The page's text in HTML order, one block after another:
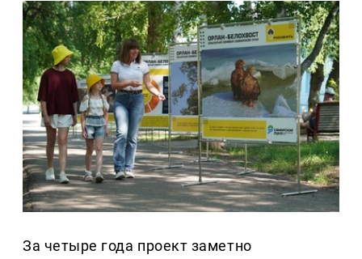
За четыре года проект заметно